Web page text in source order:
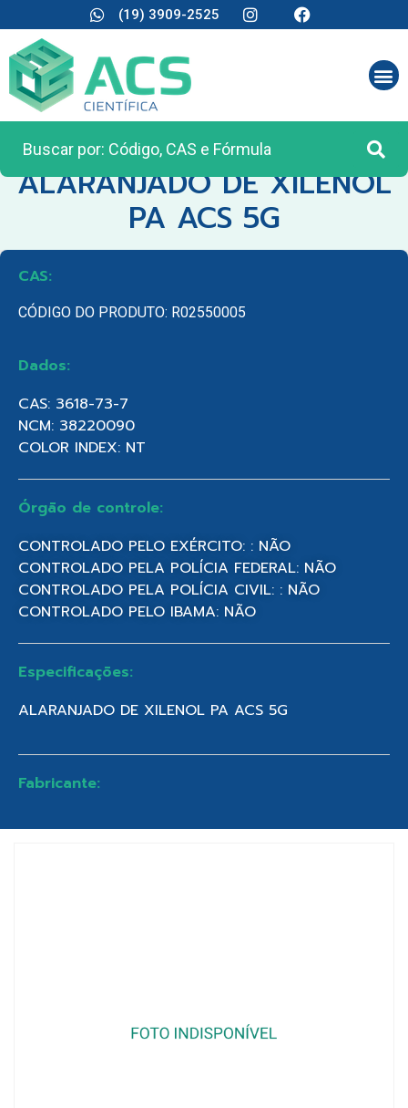
(19) 3909-2525
CATEGORIA:REAGENTES ANALÍTICOS
ALARANJADO DE XILENOL
PA ACS 5G
CAS:
CÓDIGO DO PRODUTO: R02550005
Dados:
CAS: 3618-73-7
NCM: 38220090
COLOR INDEX: NT
Órgão de controle:
CONTROLADO PELO EXÉRCITO: : NÃO
CONTROLADO PELA POLÍCIA FEDERAL: NÃO
CONTROLADO PELA POLÍCIA CIVIL: : NÃO
CONTROLADO PELO IBAMA: NÃO
Especificações:
ALARANJADO DE XILENOL PA ACS 5G
Fabricante: